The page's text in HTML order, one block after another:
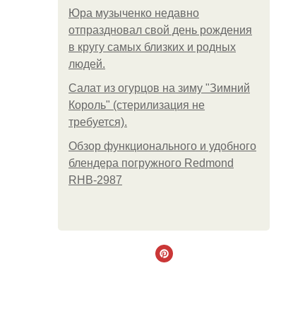
Юра музыченко недавно
отпраздновал свой день рождения
в кругу самых близких и родных
людей.
Салат из огурцов на зиму "Зимний
Король" (стерилизация не
требуется).
Обзор функционального и удобного
блендера погружного Redmond
RHB-2987